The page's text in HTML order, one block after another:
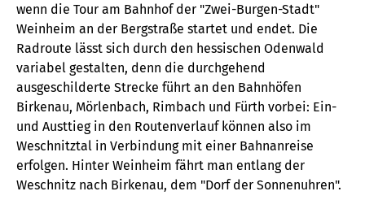
wenn die Tour am Bahnhof der "Zwei-Burgen-Stadt"
Weinheim an der Bergstraße startet und endet. Die
Radroute lässt sich durch den hessischen Odenwald
variabel gestalten, denn die durchgehend
ausgeschilderte Strecke führt an den Bahnhöfen
Birkenau, Mörlenbach, Rimbach und Fürth vorbei: Ein-
und Austtieg in den Routenverlauf können also im
Weschnitztal in Verbindung mit einer Bahnanreise
erfolgen. Hinter Weinheim fährt man entlang der
Weschnitz nach Birkenau, dem "Dorf der Sonnenuhren".